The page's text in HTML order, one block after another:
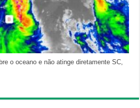
o oceano e não atinge diretamente SC,